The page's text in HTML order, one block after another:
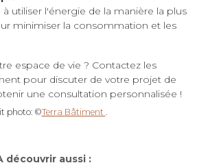
à utiliser l'énergie de la manière la plus
minimiser la consommation et les
espace de vie ? Contactez les
pour discuter de votre projet de
une consultation personnalisée !
photo: ©Terra Bâtiment .
découvrir aussi :